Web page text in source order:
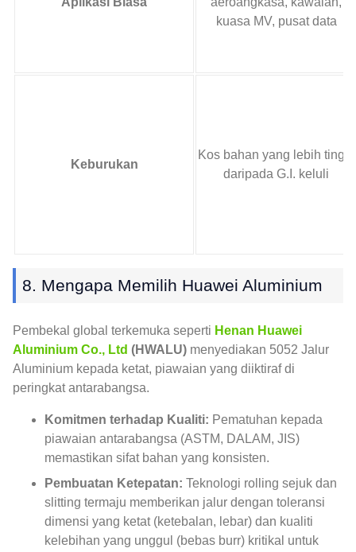
kuasa MV, pusat data
Keburukan
Kos bahan yang lebih tinggi
daripada G.I. keluli
8. Mengapa Memilih Huawei Aluminium
Pembekal global terkemuka seperti Henan Huawei
Aluminium Co., Ltd (HWALU) menyediakan 5052 Jalur
Aluminium kepada ketat, piawaian yang diiktiraf di
peringkat antarabangsa.
Komitmen terhadap Kualiti: Pematuhan kepada
piawaian antarabangsa (ASTM, DALAM, JIS)
memastikan sifat bahan yang konsisten.
Pembuatan Ketepatan: Teknologi rolling sejuk dan
slitting termaju memberikan jalur dengan toleransi
dimensi yang ketat (ketebalan, lebar) dan kualiti
kelebihan yang unggul (bebas burr) kritikal untuk